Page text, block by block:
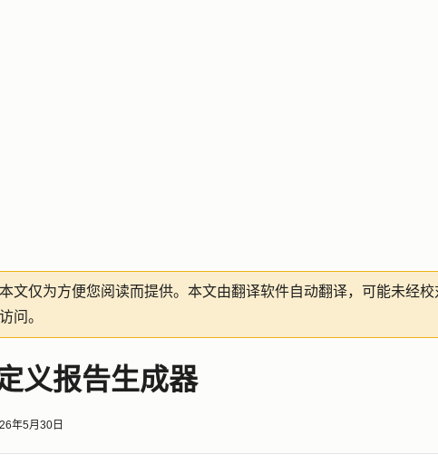
文仅为方便您阅读而提供。 本文由翻译软件自动翻译，可能未经
访问。
义报告生成器
年5月30日